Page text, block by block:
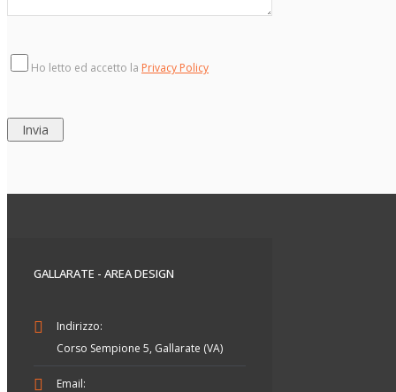
Ho letto ed accetto la Privacy Policy
GALLARATE - AREA DESIGN
Indirizzo:
Corso Sempione 5, Gallarate (VA)
Email: